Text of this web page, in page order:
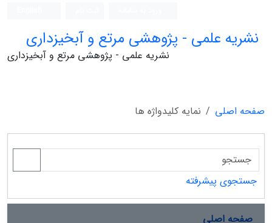
نشریه علمی - پژوهشی مرتع و آبخیزداری
نشریه علمی - پژوهشی مرتع و آبخیزداری
صفحه اصلی نمایه کلیدواژه ها
جستجوی پیشرفته
صفحه اصلی